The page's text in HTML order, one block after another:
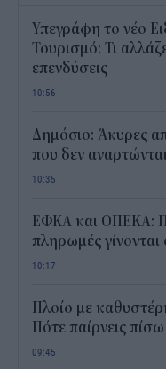
Υπεγράφη το νέο
Τουρισμό: Τι
επενδύσεις
10:56
Δημόσιο: Άκυρες
που δεν
10:35
ΕΦΚΑ και ΟΠΕΚΑ:
πληρωμές
10:17
Πλοίο με
Πότε παίρνεις
09:45